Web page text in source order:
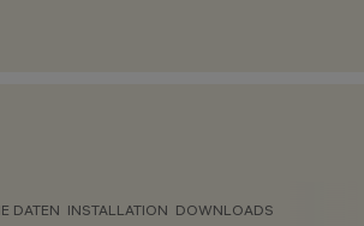
DATEN INSTALLATION DOWNLOADS